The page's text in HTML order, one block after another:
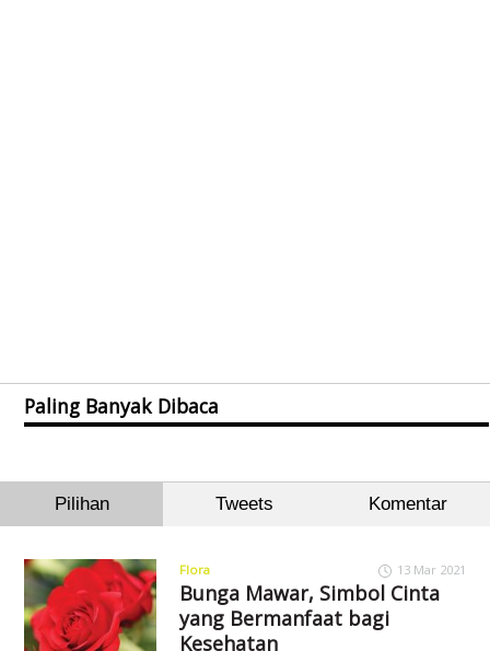
Paling Banyak Dibaca
Pilihan Tweets Komentar
Flora 13 Mar 2021
Bunga Mawar, Simbol Cinta
yang Bermanfaat bagi
Kesehatan